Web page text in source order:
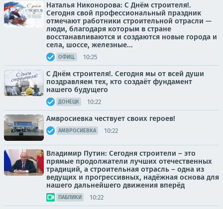
Наталья Никонорова: С Днём строителя!.
Сегодня свой профессиональный праздник
отмечают работники строительной отрасли —
люди, благодаря которым в стране
восстанавливаются и создаются новые города и
села, шоссе, железные...
ОФИЦ. 10:25
С Днём строителя!. Сегодня мы от всей души
поздравляем тех, кто создаёт фундамент
нашего будущего
ДОНЕЦК 10:22
Амвросиевка чествует своих героев!
АМВРОСИЕВКА 10:22
Владимир Путин: Сегодня строители – это
прямые продолжатели лучших отечественных
традиций, а строительная отрасль – одна из
ведущих и прогрессивных, надёжная основа для
нашего дальнейшего движения вперёд
ПАБЛИКИ 10:22